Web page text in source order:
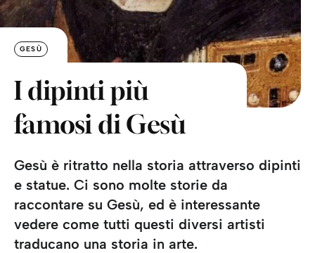
GESÙ
I dipinti più
famosi di Gesù
Gesù è ritratto nella storia attraverso dipinti
e statue. Ci sono molte storie da
raccontare su Gesù, ed è interessante
vedere come tutti questi diversi artisti
traducano una storia in arte.